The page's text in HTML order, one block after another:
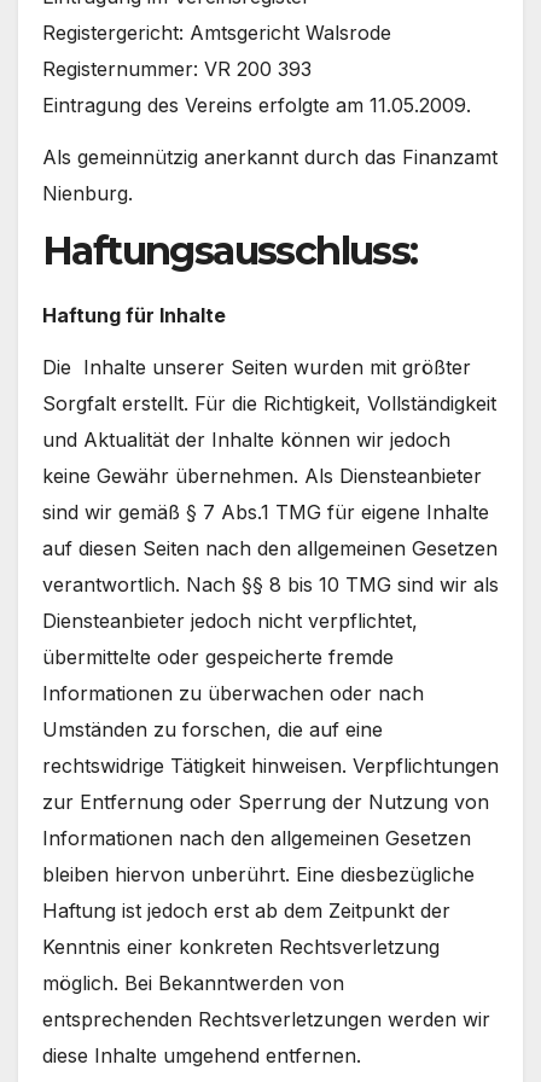
Registergericht: Amtsgericht Walsrode
Registernummer: VR 200 393
Eintragung des Vereins erfolgte am 11.05.2009.
Als gemeinnützig anerkannt durch das Finanzamt
Nienburg.
Haftungsausschluss:
Haftung für Inhalte
Die Inhalte unserer Seiten wurden mit größter
Sorgfalt erstellt. Für die Richtigkeit, Vollständigkeit
und Aktualität der Inhalte können wir jedoch
keine Gewähr übernehmen. Als Diensteanbieter
sind wir gemäß § 7 Abs.1 TMG für eigene Inhalte
auf diesen Seiten nach den allgemeinen Gesetzen
verantwortlich. Nach §§ 8 bis 10 TMG sind wir als
Diensteanbieter jedoch nicht verpflichtet,
übermittelte oder gespeicherte fremde
Informationen zu überwachen oder nach
Umständen zu forschen, die auf eine
rechtswidrige Tätigkeit hinweisen. Verpflichtungen
zur Entfernung oder Sperrung der Nutzung von
Informationen nach den allgemeinen Gesetzen
bleiben hiervon unberührt. Eine diesbezügliche
Haftung ist jedoch erst ab dem Zeitpunkt der
Kenntnis einer konkreten Rechtsverletzung
möglich. Bei Bekanntwerden von
entsprechenden Rechtsverletzungen werden wir
diese Inhalte umgehend entfernen.